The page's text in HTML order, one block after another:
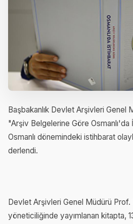
Başbakanlık Devlet Arşivleri Genel
"Arşiv Belgelerine Göre Osmanlı'da
Osmanlı dönemindeki istihbarat
derlendi.
Devlet Arşivleri Genel Müdürü Prof.
yöneticiliğinde yayımlanan kitapta,